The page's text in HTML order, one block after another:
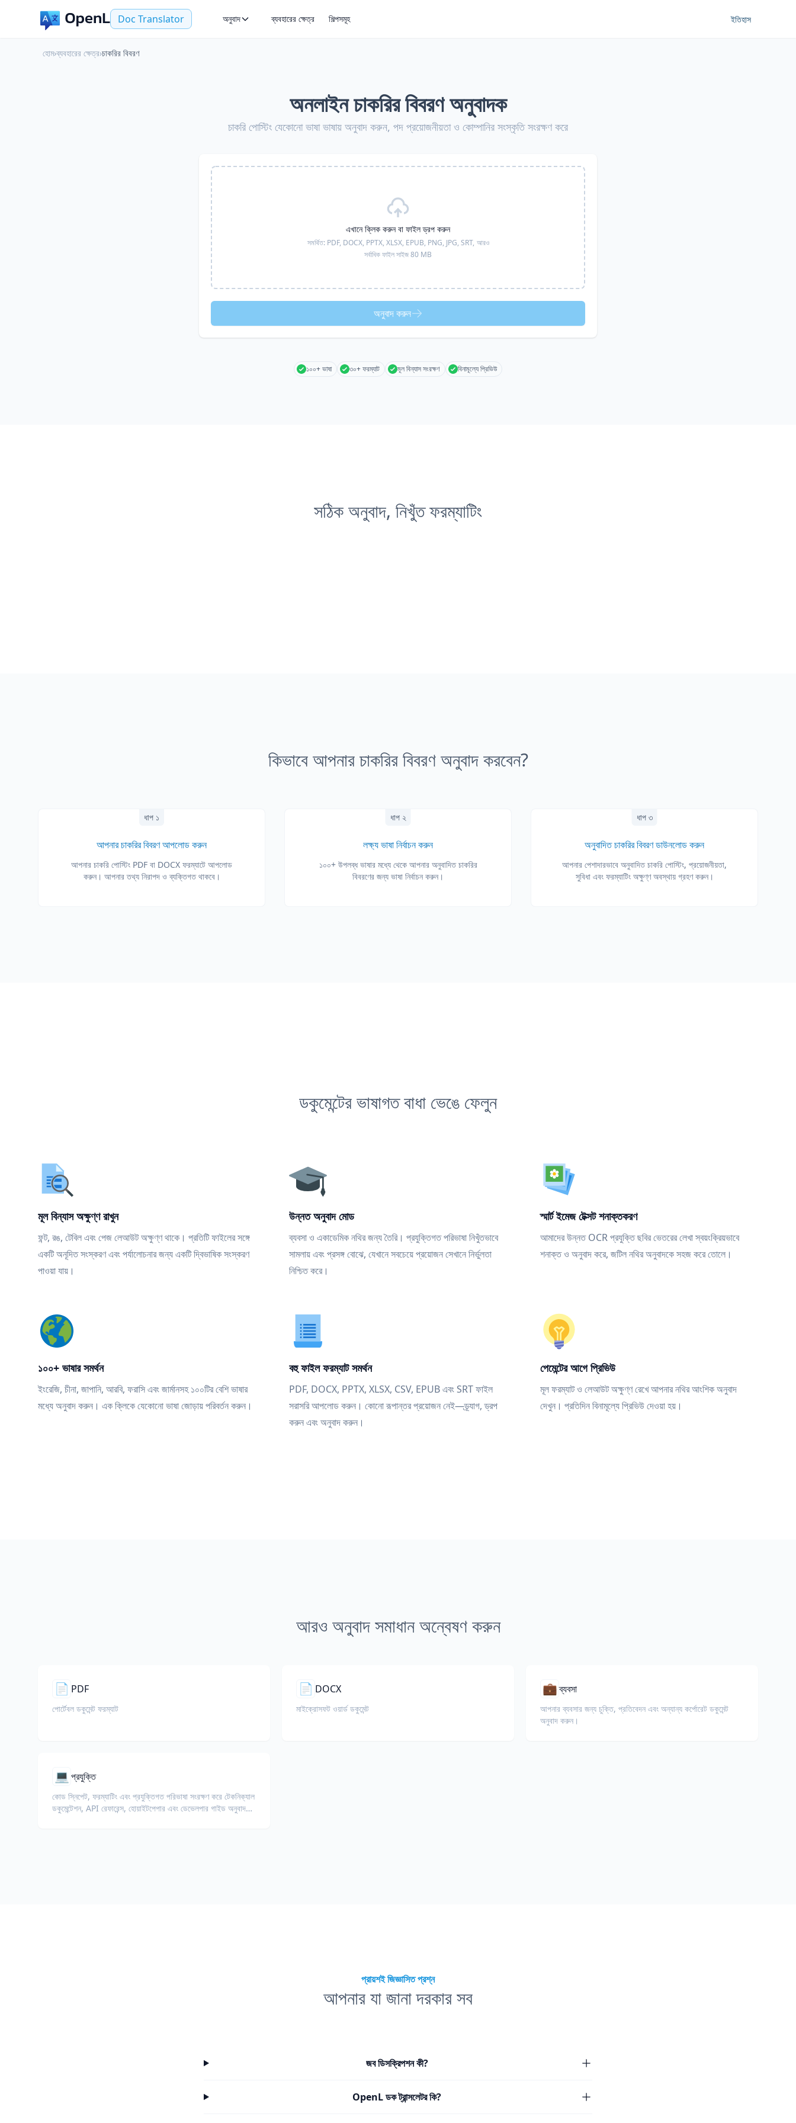
Doc Translator অনুবাদ ব্যবহারের ক্ষেত্র শিল্পসমূহ ইতিহাস
হোম›ব্যবহারের ক্ষেত্র›চাকরির বিবরণ
অনলাইন চাকরির বিবরণ অনুবাদক
চাকরি পোস্টিং যেকোনো ভাষা ভাষায় অনুবাদ করুন, পদ প্রয়োজনীয়তা ও কোম্পানির সংস্কৃতি সংরক্ষণ করে
এখানে ক্লিক করুন বা ফাইল ড্রপ করুন
সমর্থিত: PDF, DOCX, PPTX, XLSX, EPUB, PNG, JPG, SRT, আরও
সর্বাধিক ফাইল সাইজ 80 MB
অনুবাদ করুন
১০০+ ভাষা ৩০+ ফরম্যাট মূল বিন্যাস সংরক্ষণ বিনামূল্যে প্রিভিউ
সঠিক অনুবাদ, নিখুঁত ফরম্যাটিং
কিভাবে আপনার চাকরির বিবরণ অনুবাদ করবেন?
ধাপ ১
আপনার চাকরির বিবরণ আপলোড করুন
আপনার চাকরি পোস্টিং PDF বা DOCX ফরম্যাটে আপলোড
করুন। আপনার তথ্য নিরাপদ ও ব্যক্তিগত থাকবে।
ধাপ ২
লক্ষ্য ভাষা নির্বাচন করুন
১০০+ উপলব্ধ ভাষার মধ্যে থেকে আপনার অনুবাদিত চাকরির
বিবরণের জন্য ভাষা নির্বাচন করুন।
ধাপ ৩
অনুবাদিত চাকরির বিবরণ ডাউনলোড করুন
আপনার পেশাদারভাবে অনুবাদিত চাকরি পোস্টিং, প্রয়োজনীয়তা,
সুবিধা এবং ফরম্যাটিং অক্ষুণ্ণ অবস্থায় গ্রহণ করুন।
ডকুমেন্টের ভাষাগত বাধা ভেঙে ফেলুন
মূল বিন্যাস অক্ষুণ্ণ রাখুন
ফন্ট, রঙ, টেবিল এবং পেজ লেআউট অক্ষুণ্ণ থাকে। প্রতিটি ফাইলের সঙ্গে
একটি অনূদিত সংস্করণ এবং পর্যালোচনার জন্য একটি দ্বিভাষিক সংস্করণ
পাওয়া যায়।
উন্নত অনুবাদ মোড
ব্যবসা ও একাডেমিক নথির জন্য তৈরি। প্রযুক্তিগত পরিভাষা নিখুঁতভাবে
সামলায় এবং প্রসঙ্গ বোঝে, যেখানে সবচেয়ে প্রয়োজন সেখানে নির্ভুলতা
নিশ্চিত করে।
স্মার্ট ইমেজ টেক্সট শনাক্তকরণ
আমাদের উন্নত OCR প্রযুক্তি ছবির ভেতরের লেখা স্বয়ংক্রিয়ভাবে
শনাক্ত ও অনুবাদ করে, জটিল নথির অনুবাদকে সহজ করে তোলে।
১০০+ ভাষার সমর্থন
ইংরেজি, চীনা, জাপানি, আরবি, ফরাসি এবং জার্মানসহ ১০০টির বেশি ভাষার
মধ্যে অনুবাদ করুন। এক ক্লিকে যেকোনো ভাষা জোড়ায় পরিবর্তন করুন।
বহু ফাইল ফরম্যাট সমর্থন
PDF, DOCX, PPTX, XLSX, CSV, EPUB এবং SRT ফাইল
সরাসরি আপলোড করুন। কোনো রূপান্তর প্রয়োজন নেই—ড্র্যাগ, ড্রপ
করুন এবং অনুবাদ করুন।
পেমেন্টের আগে প্রিভিউ
মূল ফরম্যাট ও লেআউট অক্ষুণ্ণ রেখে আপনার নথির আংশিক অনুবাদ
দেখুন। প্রতিদিন বিনামূল্যে প্রিভিউ দেওয়া হয়।
আরও অনুবাদ সমাধান অন্বেষণ করুন
📄 PDF
পোর্টেবল ডকুমেন্ট ফরম্যাট
📄 DOCX
মাইক্রোসফট ওয়ার্ড ডকুমেন্ট
💼ব্যবসা
আপনার ব্যবসার জন্য চুক্তি, প্রতিবেদন এবং অন্যান্য কর্পোরেট ডকুমেন্ট
অনুবাদ করুন।
💻 প্রযুক্তি
কোড স্নিপেট, ফরম্যাটিং এবং প্রযুক্তিগত পরিভাষা সংরক্ষণ করে টেকনিক্যাল
ডকুমেন্টেশন, API রেফারেন্স, হোয়াইটপেপার এবং ডেভেলপার গাইড অনুবাদ
প্রায়শই জিজ্ঞাসিত প্রশ্ন
আপনার যা জানা দরকার সব
জব ডিসক্রিপশন কী?
OpenL ডক ট্রান্সলেটর কি?